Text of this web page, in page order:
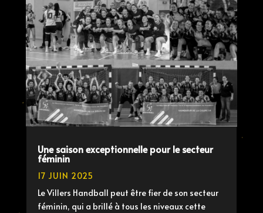
Une saison exceptionnelle pour le secteur
féminin
17 JUIN 2025
Le Villers Handball peut être fier de son secteur
féminin, qui a brillé à tous les niveaux cette